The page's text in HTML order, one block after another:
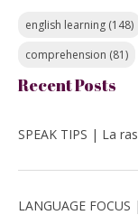
english learning (148)
comprehension (81)
Recent Posts
LANGUAGE